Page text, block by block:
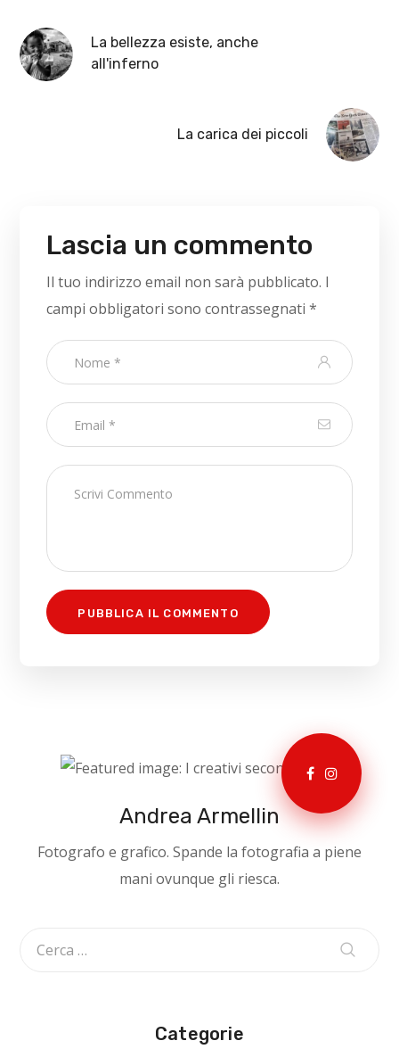
La bellezza esiste, anche
all'inferno
La carica dei piccoli
Lascia un commento
Il tuo indirizzo email non sarà pubblicato. I
campi obbligatori sono contrassegnati*
Andrea Armellin
Fotografo e grafico. Spande la fotografia a piene
mani ovunque gli riesca.
Categorie